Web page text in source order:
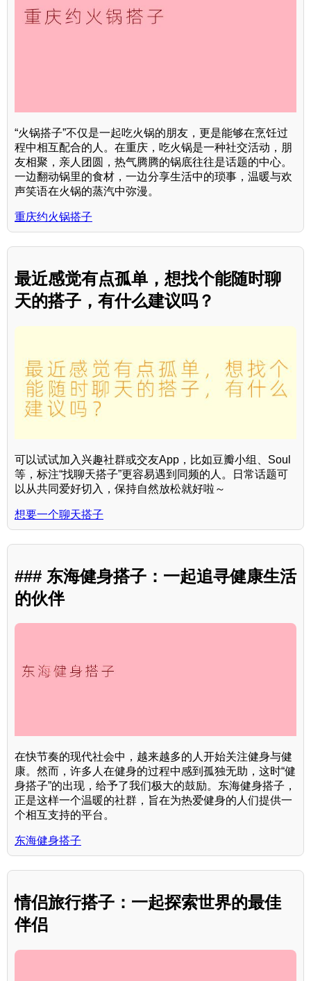
“火锅搭子”不仅是一起吃火锅的朋友，更是能够在烹饪过
程中相互配合的人。在重庆，吃火锅是一种社交活动，朋
友相聚，亲人团圆，热气腾腾的锅底往往是话题的中心。
一边翻动锅里的食材，一边分享生活中的琐事，温暖与欢
声笑语在火锅的蒸汽中弥漫。
重庆约火锅搭子
最近感觉有点孤单，想找个能随时聊
天的搭子，有什么建议吗？
可以试试加入兴趣社群或交友App，比如豆瓣小组、Soul
等，标注“找聊天搭子”更容易遇到同频的人。日常话题可
以从共同爱好切入，保持自然放松就好啦～
想要一个聊天搭子
### 东海健身搭子：一起追寻健康生活
的伙伴
在快节奏的现代社会中，越来越多的人开始关注健身与健
康。然而，许多人在健身的过程中感到孤独无助，这时“健
身搭子”的出现，给予了我们极大的鼓励。东海健身搭子，
正是这样一个温暖的社群，旨在为热爱健身的人们提供一
个相互支持的平台。
东海健身搭子
情侣旅行搭子：一起探索世界的最佳
伴侣